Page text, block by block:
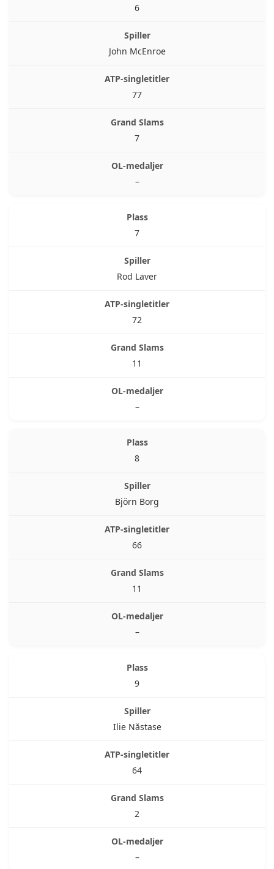
6
John McEnroe
77
7
–
7
Rod Laver
72
11
–
8
Björn Borg
66
11
–
9
Ilie Năstase
64
2
–